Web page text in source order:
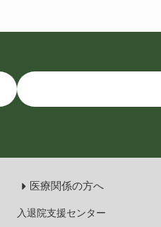
医療関係の方へ
入退院支援センター